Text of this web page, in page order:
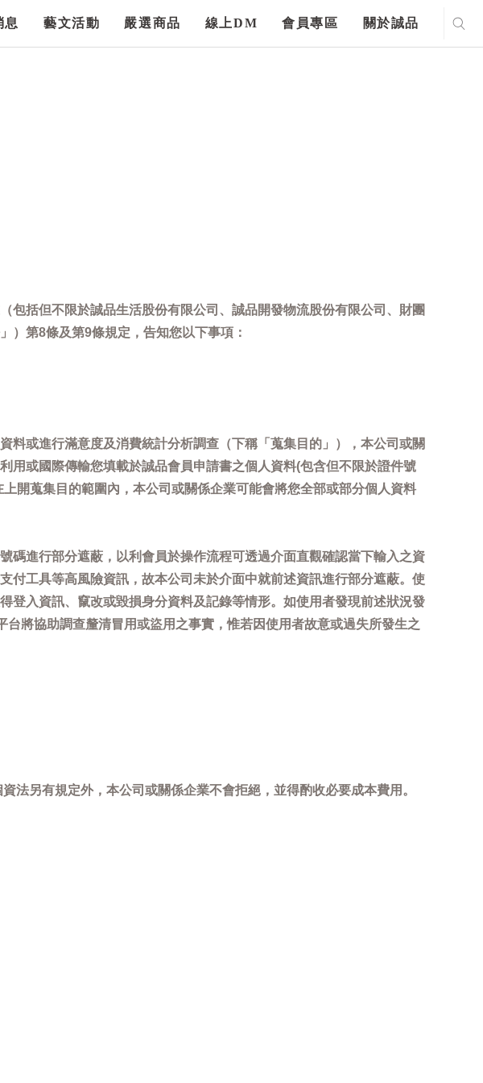
息 藝文活動 嚴選商品 線上DM 會員專區 關於誠品
括但不限於誠品生活股份有限公司、誠品開發物流股份有限公司、財團
）第8條及第9條規定，告知您以下事項：
或進行滿意度及消費統計分析調查（下稱「蒐集目的」），本公司或關
用或國際傳輸您填載於誠品會員申請書之個人資料(包含但不限於證件號
開蒐集目的範圍內，本公司或關係企業可能會將您全部或部分個人資料
碼進行部分遮蔽，以利會員於操作流程可透過介面直觀確認當下輸入之資
付工具等高風險資訊，故本公司未於介面中就前述資訊進行部分遮蔽。使
登入資訊、竄改或毀損身分資料及記錄等情形。如使用者發現前述狀況發
將協助調查釐清冒用或盜用之事實，惟若因使用者故意或過失所發生之
法另有規定外，本公司或關係企業不會拒絕，並得酌收必要成本費用。